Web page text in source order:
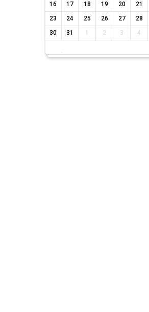
16
17 18 19 20 21
23
24 25 26 27 28
30
31 1 2 3 4